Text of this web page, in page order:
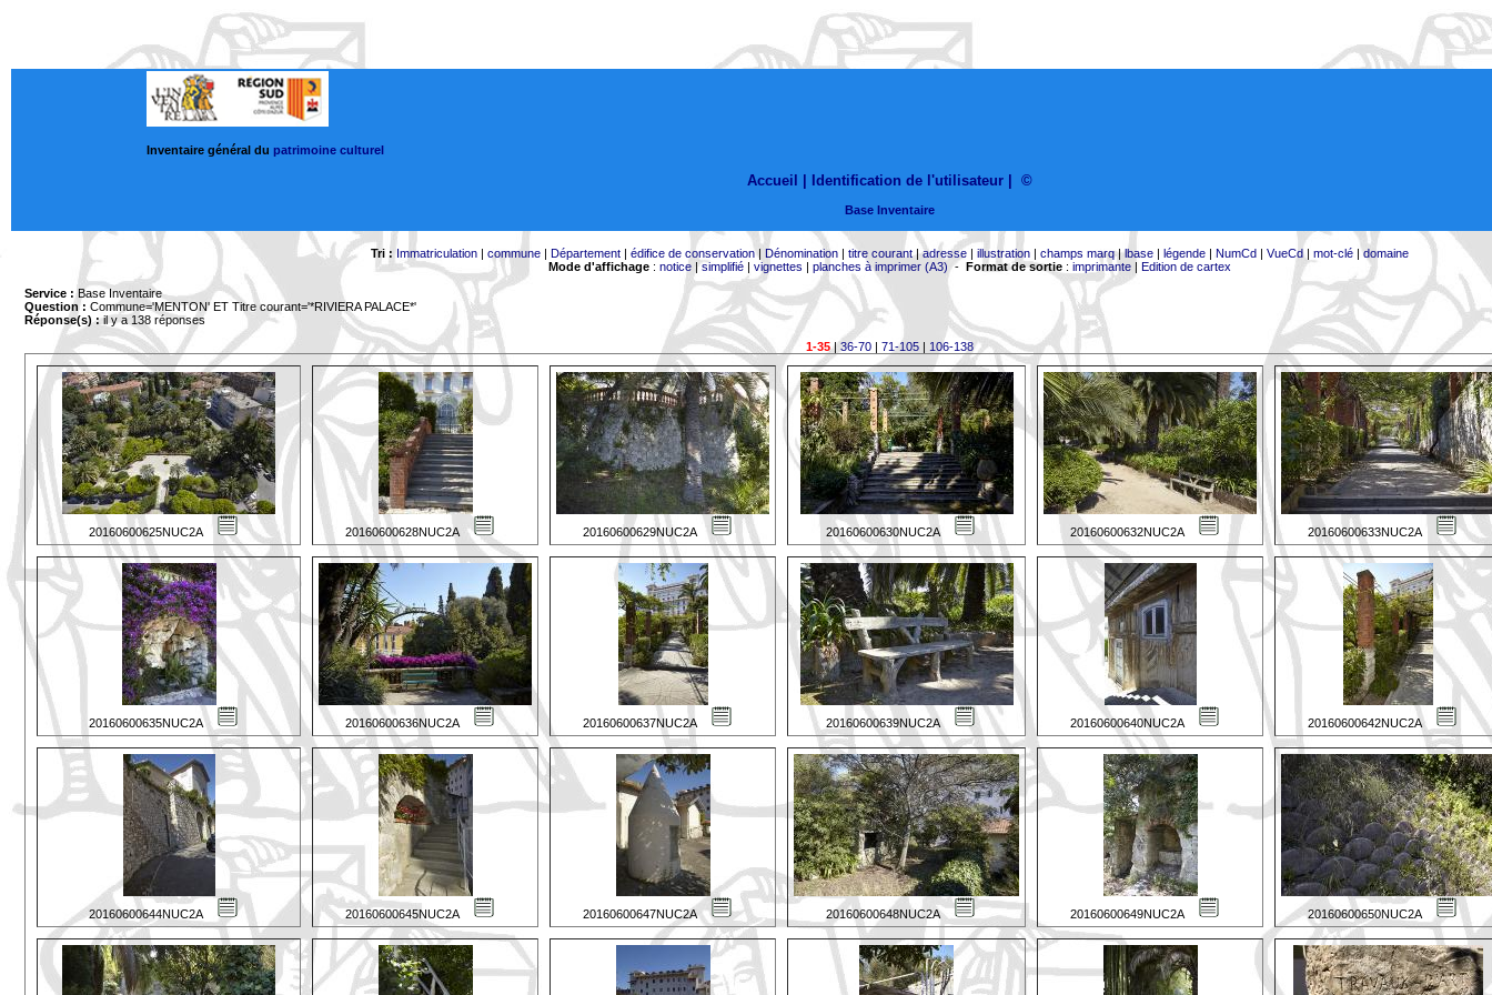
Inventaire général du patrimoine culturel
Accueil | Identification de l'utilisateur ©
Base Inventaire
Tri : Immatriculation| commune| Département| édifice de conservation| Dénomination| titre courant|adresse| illustration| champs marq|lbase| légende| NumCd| VueCd| mot-clé|domaine
Mode d'affichage: notice|simplifié| vignettes | planches à imprimer (A3) - Format de sortie: imprimante| Edition de cartex
Service : Base Inventaire
Question : Commune='MENTON' ET Titre courant='*RIVIERA PALACE*'
Réponse(s) :il y a 138 réponses
1-35|36-70| 71-105| 106-138
20160600625NUC2A 20160600628NUC2A 20160600629NUC2A 20160600630NUC2A 20160600632NUC2A 20160600633NUC2A
20160600635NUC2A 20160600636NUC2A 20160600637NUC2A 20160600639NUC2A 20160600640NUC2A 20160600642NUC2A
20160600644NUC2A 20160600645NUC2A 20160600647NUC2A 20160600648NUC2A 20160600649NUC2A 20160600650NUC2A